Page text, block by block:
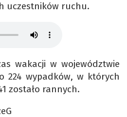
uczestników ruchu.
wakacji w województwie
224 wypadków, w których
zostało rannych.